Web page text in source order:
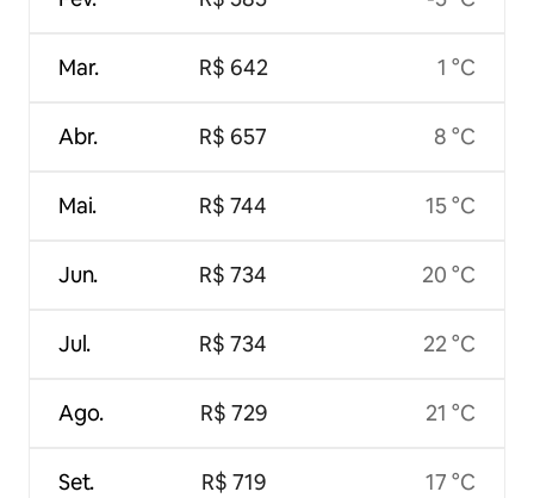
Mar.
Abr.
Mai.
Jun.
Jul.
Ago.
Set.
R$ 642
R$ 657
R$ 744
R$ 734
R$ 734
R$ 729
R$ 719
1 °C
8 °C
15 °C
20 °C
22 °C
21 °C
17 °C